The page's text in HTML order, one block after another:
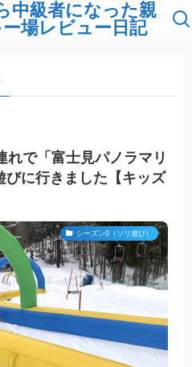
中級者になった親
場レビュー日記
れで「富士見パノラマリ
びに行きました【キッズ
シーズン0（ソリ遊び）